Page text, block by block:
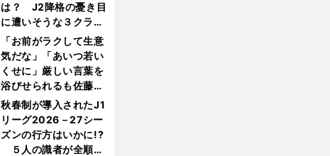
は？ J2降格の憂き目
に遭いそうな３クラブ
とは？
「お前がラクして生意
気だな」「あいつ若い
くせに」厳しい言葉を
浴びせられるも佐藤慎
太郎が貫いた誇りとフ
ァンへの思い
秋春制が導入されたJ1
リーグ2026－27シー
ズンの行方はいかに!?
５人の識者が全順位